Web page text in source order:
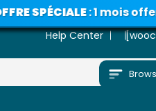
: 1 mois offert
Help Center